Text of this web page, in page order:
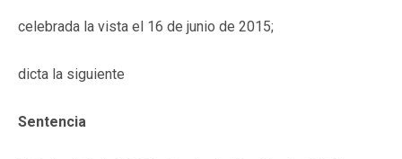
celebrada la vista el 16 de junio de 2015;
dicta la siguiente
Sentencia